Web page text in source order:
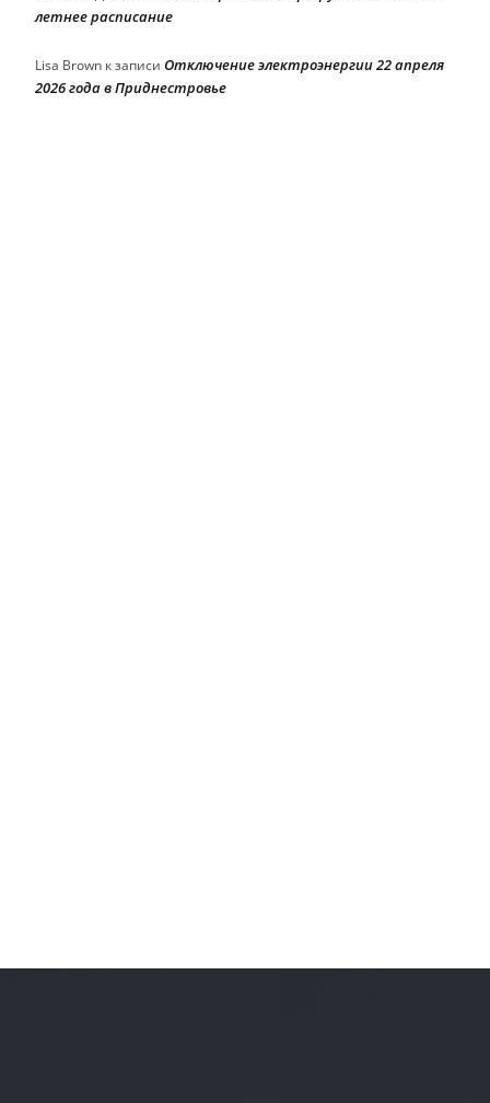
летнее расписание
Lisa Brown к записи Отключение электроэнергии 22 апреля
2026 года в Приднестровье